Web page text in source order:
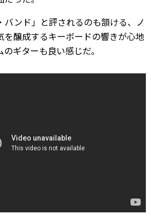
バンド」と評されるのも頷ける、ノ
を醸成するキーボードの響きが心地
ギターも良い感じだ。